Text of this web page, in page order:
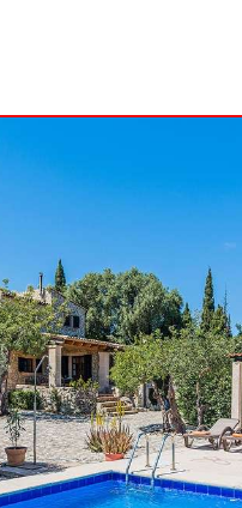
SANTA MARGARITA
SON SERRA DE